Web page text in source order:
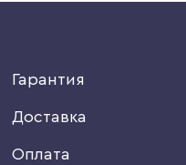
Гарантия
Доставка
Оплата